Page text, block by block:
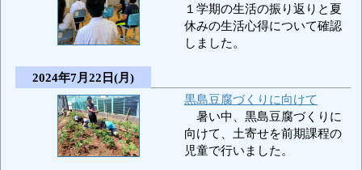
１学期の生活の振り返りと夏
休みの生活心得について確認
しました。
2024年7月22日(月)
黒島豆腐づくりに向けて
暑い中、黒島豆腐づくりに
向けて、土寄せを前期課程の
児童で行いました。